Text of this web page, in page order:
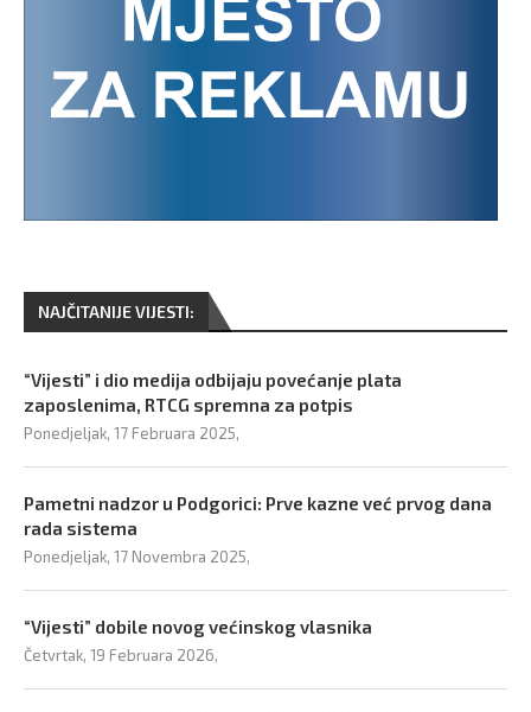
NAJČITANIJE VIJESTI:
“Vijesti” i dio medija odbijaju povećanje plata
zaposlenima, RTCG spremna za potpis
Ponedjeljak, 17 Februara 2025,
Pametni nadzor u Podgorici: Prve kazne već prvog dana
rada sistema
Ponedjeljak, 17 Novembra 2025,
“Vijesti” dobile novog većinskog vlasnika
Četvrtak, 19 Februara 2026,